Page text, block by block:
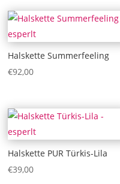
Halskette Summerfeeling
€92,00
Halskette PUR Türkis-Lila
€39,00